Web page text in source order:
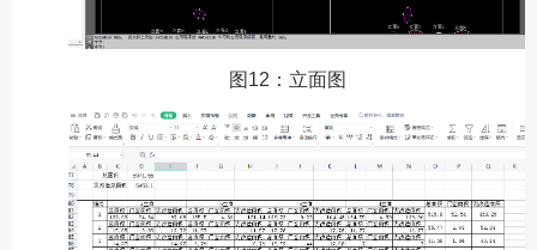
图12：立面图